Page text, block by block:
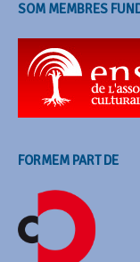
SOM MEMBRES
FORMEM PART DE